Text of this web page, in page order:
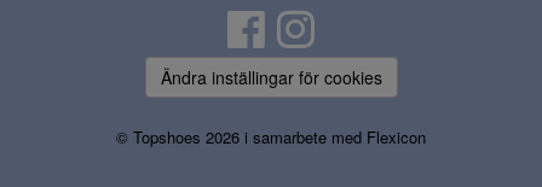
Ändra inställingar för cookies
© Topshoes 2026 i samarbete med Flexicon